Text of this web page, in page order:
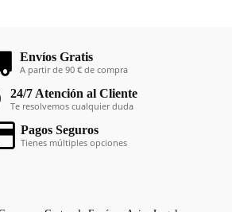
Envíos Gratis
A partir de 90 € de compra
24/7 Atención al Cliente
Te resolvemos cualquier duda
Pagos Seguros
Tienes múltiples opciones